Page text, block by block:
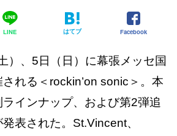
LINE はてブ Facebook
）、5日（日）に幕張メッセ国
れる＜rockin’on sonic＞。本
インナップ、および第2弾追
表された。St.Vincent、